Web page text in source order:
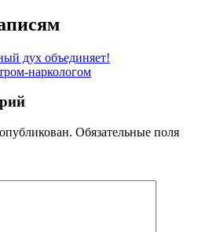
дух объединяет!
наркологом
Обязательные поля